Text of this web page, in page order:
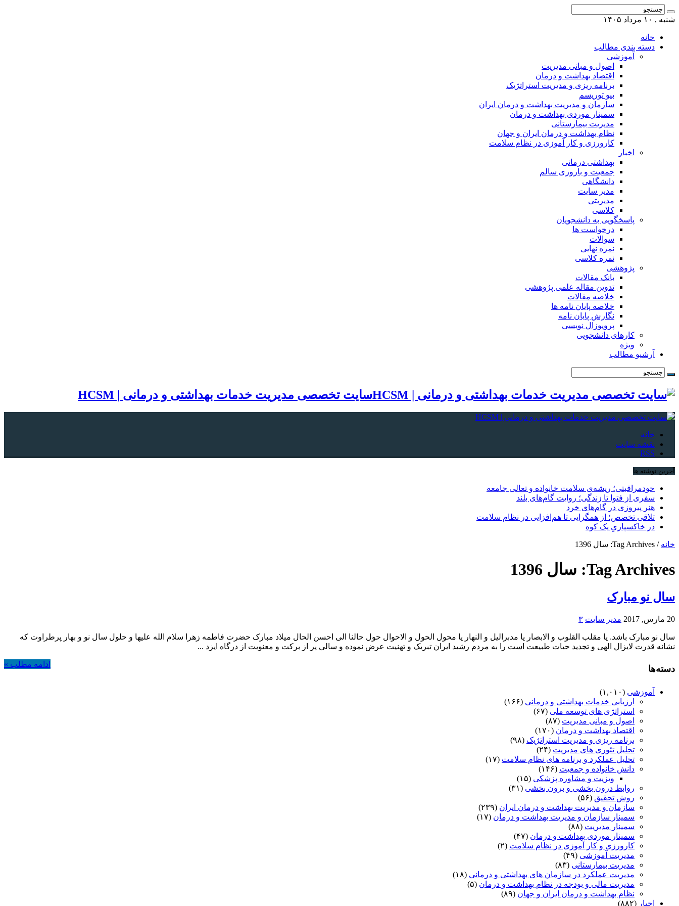
شنبه , ۱۰ مرداد ۱۴۰۵
خانه
دسته بندی مطالب
آموزشی
اصول و مبانی مدیریت
اقتصاد بهداشت و درمان
برنامه ریزی و مدیریت استراتژیک
بیو توریسم
سازمان و مدیریت بهداشت و درمان ایران
سمینار موردی بهداشت و درمان
مدیریت بیمارستانی
نظام بهداشت و درمان ایران و جهان
کارورزی و کار آموزی در نظام سلامت
اخبار
بهداشتی درمانی
جمعیت و باروری سالم
دانشگاهی
مدیر سایت
مدیریتی
کلاسی
پاسخگویی به دانشجویان
درخواست ها
سوالات
نمره نهایی
نمره کلاسی
پژوهشی
بانک مقالات
تدوین مقاله علمی پژوهشی
خلاصه مقالات
خلاصه پایان نامه ها
نگارش پایان نامه
پروپوزال نویسی
کارهای دانشجویی
ویژه
آرشیو مطالب
سایت تخصصی مدیریت خدمات بهداشتی و درمانی | HCSM
خانه
نقشه سایت
RSS
آخرین نوشته ها
خودمراقبتی؛ ریشه‌ی سلامت خانواده و تعالی جامعه
سفری از فتوا تا زندگی؛ روایت گام‌های بلند
هنر پیروزی در گام‌های خرد
تلاقی تخصص؛ از همگرایی تا هم‌افزایی در نظام سلامت
در خاکسپاریِ یک کوه
خانه / Tag Archives: سال 1396
Tag Archives: سال 1396
سال نو مبارک
20 مارس, 2017 مدیر سایت ۳
سال نو مبارک باشد. یا مقلب القلوب و الابصار یا مدبرالیل و النهار یا محول الحول و الاحوال حول حالنا الی احسن الحال میلاد مبارک حضرت فاطمه زهرا سلام الله علیها و حلول سال نو و بهار پرطراوت که
نشانه قدرت لایزال الهی و تجدید حیات طبیعت است را به مردم رشید ایران تبریک و تهنیت عرض نموده و سالی پر از برکت و معنویت از درگاه ایزد ...
ادامه مطلب » دسته‌ها
آموزشی (۱,۰۱۰)
ارزیابی خدمات بهداشتی و درمانی (۱۶۶)
استراتژی های توسعه ملی (۶۷)
اصول و مبانی مدیریت (۸۷)
اقتصاد بهداشت و درمان (۱۷۰)
برنامه ریزی و مدیریت استراتژیک (۹۸)
تحلیل تئوری های مدیریت (۲۴)
تحلیل عملکرد و برنامه های نظام سلامت (۱۷)
دانش خانواده و جمعیت (۱۴۶)
ویزیت و مشاوره پزشکی (۱۵)
روابط درون بخشی و برون بخشی (۳۱)
روش تحقیق (۵۶)
سازمان و مدیریت بهداشت و درمان ایران (۲۳۹)
سمینار سازمان و مدیریت بهداشت و درمان (۱۷)
سمینار مدیریت (۸۸)
سمینار موردی بهداشت و درمان (۴۷)
کارورزی و کار آموزی در نظام سلامت (۲)
مدیریت آموزشی (۴۹)
مدیریت بیمارستانی (۸۳)
مدیریت عملکرد در سازمان های بهداشتی و درمانی (۱۸)
مدیریت مالی و بودجه در نظام بهداشت و درمان (۵)
نظام بهداشت و درمان ایران و جهان (۸۹)
اخبار (۸۸۲)